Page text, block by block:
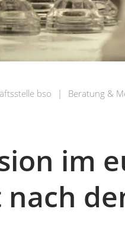
bso | Beratung &
im